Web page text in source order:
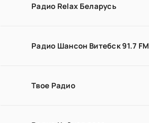
Радио Relax Беларусь
Радио Шансон Витебск 91.7 FM
Твое Радио